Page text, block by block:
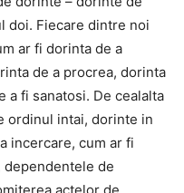
doi. Fiecare dintre noi
ar fi dorinta de a
de a procrea, dorinta
a fi sanatosi. De cealalta
ordinul intai, dorinte in
incercare, cum ar fi
de